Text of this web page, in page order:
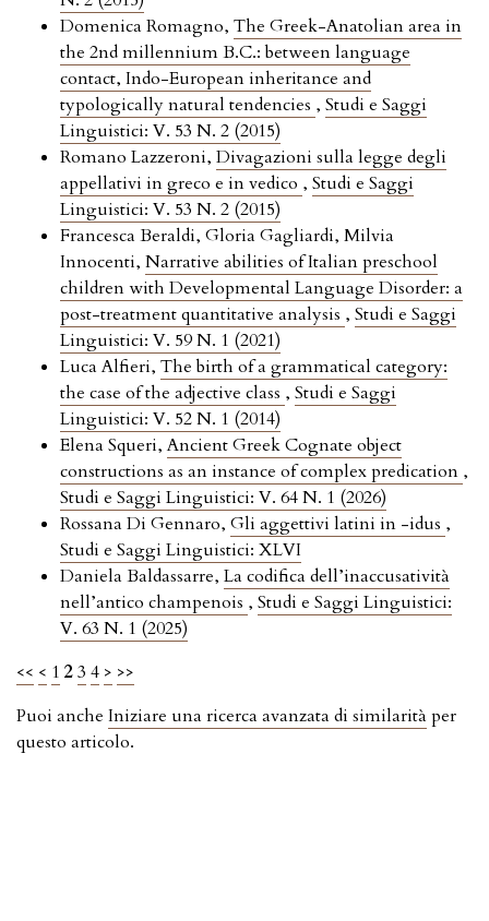
Domenica Romagno, The Greek-Anatolian area in
the 2nd millennium B.C.: between language
contact, Indo-European inheritance and
typologically natural tendencies , Studi e Saggi
Linguistici: V. 53 N. 2 (2015)
Romano Lazzeroni, Divagazioni sulla legge degli
appellativi in greco e in vedico , Studi e Saggi
Linguistici: V. 53 N. 2 (2015)
Francesca Beraldi, Gloria Gagliardi, Milvia
Innocenti, Narrative abilities of Italian preschool
children with Developmental Language Disorder: a
post-treatment quantitative analysis , Studi e Saggi
Linguistici: V. 59 N. 1 (2021)
Luca Alfieri, The birth of a grammatical category:
the case of the adjective class , Studi e Saggi
Linguistici: V. 52 N. 1 (2014)
Elena Squeri,Ancient Greek Cognate object
constructions as an instance of complex predication ,
Studi e Saggi Linguistici: V. 64 N. 1 (2026)
Rossana Di Gennaro, Gli aggettivi latini in -idus ,
Studi e Saggi Linguistici: XLVI
Daniela Baldassarre, La codifica dell’inaccusatività
nell’antico champenois , Studi e Saggi Linguistici:
V. 63 N. 1 (2025)
<< < 1 23 4 > >>
Puoi anche Iniziare una ricerca avanzata di similarità per
questo articolo.